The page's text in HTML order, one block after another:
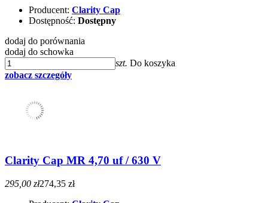
Producent: Clarity Cap
Dostępność: Dostępny
dodaj do porównania
dodaj do schowka
szt. Do koszyka
zobacz szczegóły
Clarity Cap MR 4,70 uf / 630 V
295,00 zł274,35 zł